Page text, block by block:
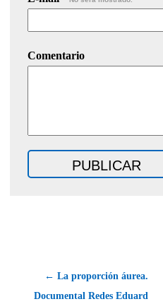
Comentario
← La proporción áurea.
Documental Redes Eduard